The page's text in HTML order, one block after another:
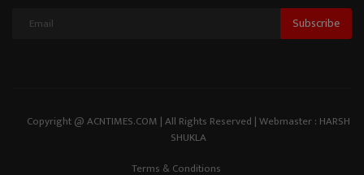
Subscribe
Copyright @ ACNTIMES.COM | All Rights Reserved | Webmaster : HARSH
SHUKLA
Terms & Conditions